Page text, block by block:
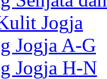
Jogja
Jogja A-G
Jogja H-N